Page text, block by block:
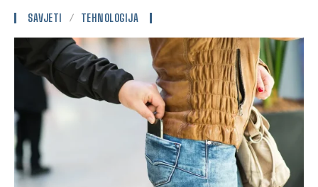
SAVJETI TEHNOLOGIJA